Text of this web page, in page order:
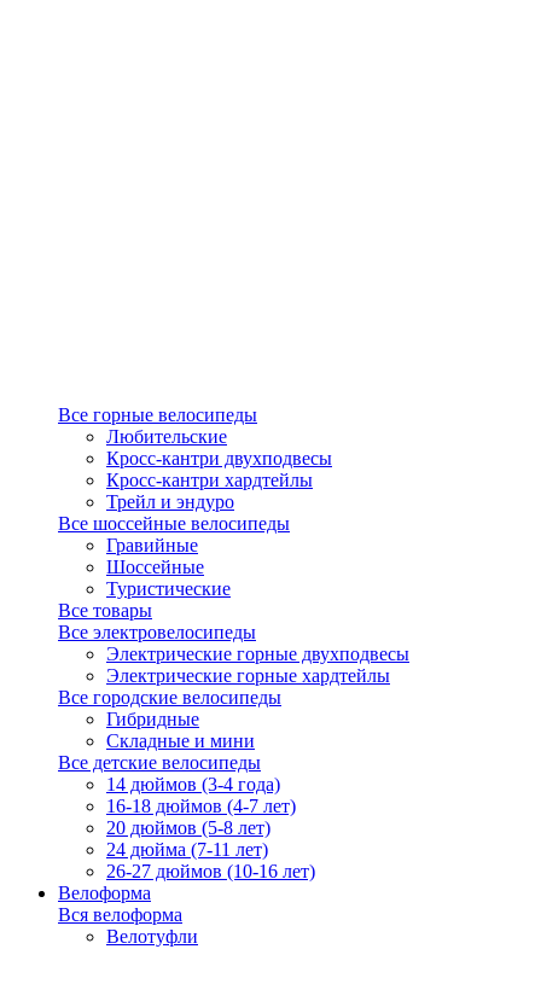
Все горные велосипеды
Любительские
Кросс-кантри двухподвесы
Кросс-кантри хардтейлы
Трейл и эндуро
Все шоссейные велосипеды
Гравийные
Шоссейные
Туристические
Все товары
Все электровелосипеды
Электрические горные двухподвесы
Электрические горные хардтейлы
Все городские велосипеды
Гибридные
Складные и мини
Все детские велосипеды
14 дюймов (3-4 года)
16-18 дюймов (4-7 лет)
20 дюймов (5-8 лет)
24 дюйма (7-11 лет)
26-27 дюймов (10-16 лет)
Велоформа
Вся велоформа
Велотуфли